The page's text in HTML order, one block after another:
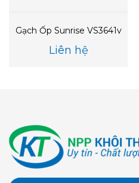
Gạch Ốp Sunrise VS3641v
Liên hệ